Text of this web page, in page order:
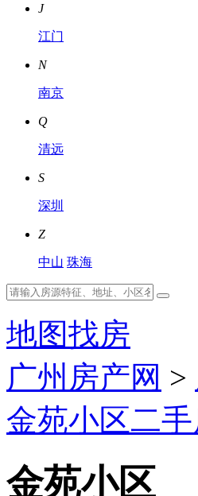
J
江门
N
南京
Q
清远
S
深圳
Z
中山 珠海
地图找房
广州房产网 >
金苑小区二
金苑小区